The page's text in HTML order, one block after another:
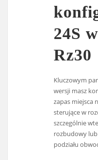
24S
Rz30
Kluczowym
wersji masz
zapas miejsca
sterujące w
szczególnie
rozbudowy
podziału